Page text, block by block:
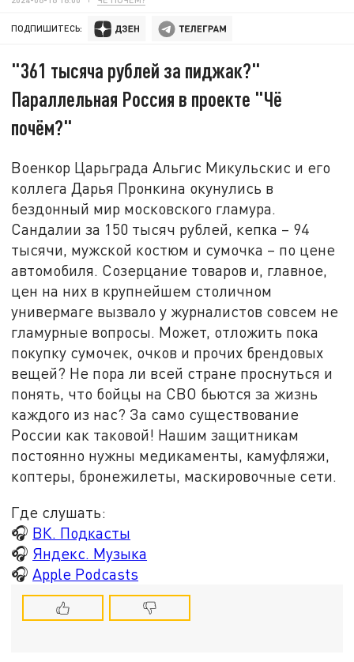
ПОДПИШИТЕСЬ:
"361 тысяча рублей за пиджак?"
Параллельная Россия в проекте "Чё
почём?"
Военкор Царьграда Альгис Микульскис и его
коллега Дарья Пронкина окунулись в
бездонный мир московского гламура.
Сандалии за 150 тысяч рублей, кепка – 94
тысячи, мужской костюм и сумочка – по цене
автомобиля. Созерцание товаров и, главное,
цен на них в крупнейшем столичном
универмаге вызвало у журналистов совсем не
гламурные вопросы. Может, отложить пока
покупку сумочек, очков и прочих брендовых
вещей? Не пора ли всей стране проснуться и
понять, что бойцы на СВО бьются за жизнь
каждого из нас? За само существование
России как таковой! Нашим защитникам
постоянно нужны медикаменты, камуфляжи,
коптеры, бронежилеты, маскировочные сети.
Где слушать:
🎧 ВК. Подкасты
🎧 Яндекс. Музыка
🎧 Apple Podcasts